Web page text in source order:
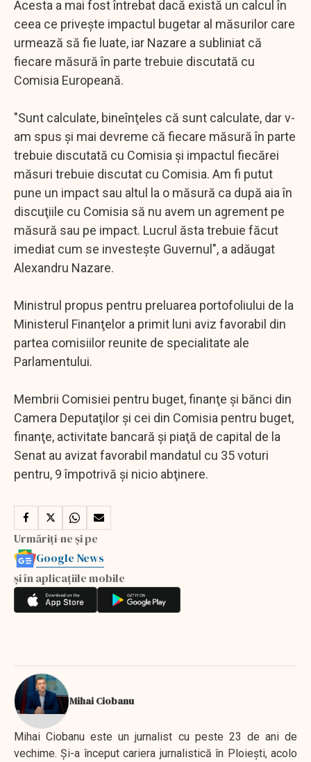
Acesta a mai fost întrebat dacă există un calcul în
ceea ce priveşte impactul bugetar al măsurilor care
urmează să fie luate, iar Nazare a subliniat că
fiecare măsură în parte trebuie discutată cu
Comisia Europeană.
"Sunt calculate, bineînţeles că sunt calculate, dar v-
am spus şi mai devreme că fiecare măsură în parte
trebuie discutată cu Comisia şi impactul fiecărei
măsuri trebuie discutat cu Comisia. Am fi putut
pune un impact sau altul la o măsură ca după aia în
discuţiile cu Comisia să nu avem un agrement pe
măsură sau pe impact. Lucrul ăsta trebuie făcut
imediat cum se investeşte Guvernul", a adăugat
Alexandru Nazare.
Ministrul propus pentru preluarea portofoliului de la
Ministerul Finanţelor a primit luni aviz favorabil din
partea comisiilor reunite de specialitate ale
Parlamentului.
Membrii Comisiei pentru buget, finanţe şi bănci din
Camera Deputaţilor şi cei din Comisia pentru buget,
finanţe, activitate bancară şi piaţă de capital de la
Senat au avizat favorabil mandatul cu 35 voturi
pentru, 9 împotrivă şi nicio abţinere.
Urmăriți-ne și pe
Google News
și în aplicațiile mobile
Mihai Ciobanu
Mihai Ciobanu este un jurnalist cu peste 23 de ani de
vechime. Şi-a început cariera jurnalistică în Ploieşti, acolo